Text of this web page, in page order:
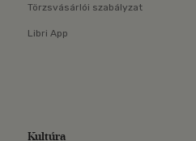
Törzsvásárlói szabályzat
Libri App
Kultúra